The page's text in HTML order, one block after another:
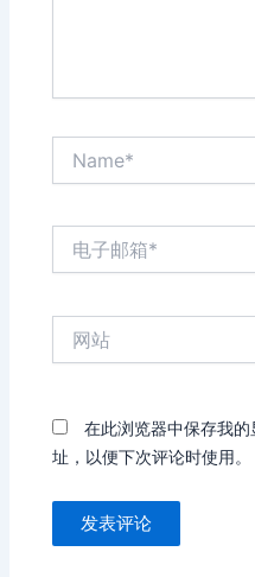
在此浏览器中保存我
址，以便下次评论时使用。